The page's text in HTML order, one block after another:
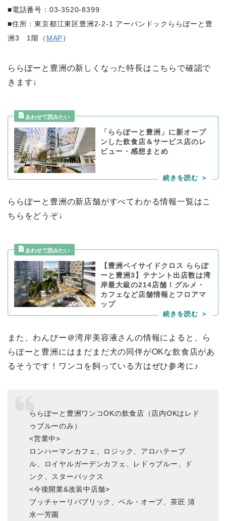
■電話番号：03-3520-8399
■住所：東京都江東区豊洲2-2-1 アーバンドックららぽーと豊
洲3 1階（ MAP）
ららぽーと豊洲の新しくなった特長はこちらで確認で
きます↓
「ららぽーと豊洲」に新オープ
ンした飲食店＆サービス店のレ
ビュー・感想まとめ
ららぽーと豊洲の新店舗がすべてわかる情報一覧はこ
ちらをどうぞ↓
【豊洲ベイサイドクロス ららぽ
ーと豊洲3】テナント出店数は湾
岸最大級の214店舗！グルメ・
カフェなど店舗情報とフロアマ
ップ
また、わんびー＠湾岸美容液さんの情報によると、ら
らぽーと豊洲にはまだまだ犬の同伴がOKな飲食店があ
るそうです！ワンコを飼っている方はぜひ参考に♪
ららぽーと豊洲ワンコOKの飲食店（店内OKはレド
ゥブルーのみ）
<営業中>
ロンハーマンカフェ、ロジック、アロハテーブ
ル、ロイヤルガーデンカフェ、レドゥブルー、ド
ンク、スターバックス
<今後開業&改装中店舗>
ブッチャーリパブリック、ベル・オーブ、茶匠 清
水一芳園